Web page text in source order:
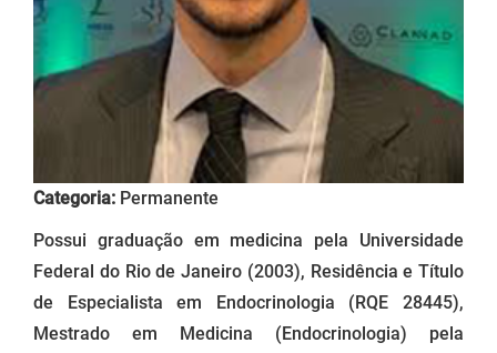
Categoria: Permanente
Possui graduação em medicina pela Universidade
Federal do Rio de Janeiro (2003), Residência e Título
de Especialista em Endocrinologia (RQE 28445),
Mestrado em Medicina (Endocrinologia) pela